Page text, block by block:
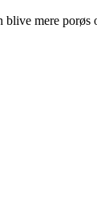
mere porøs